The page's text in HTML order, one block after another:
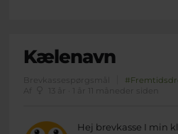
Kælenavn
Brevkassespørgsmål
Af
Hej brevkasse I min